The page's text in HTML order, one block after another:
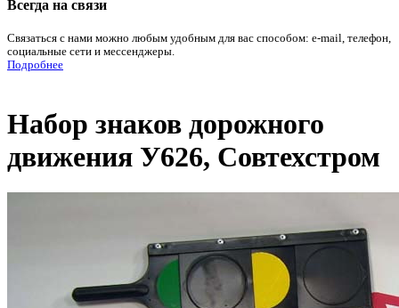
Всегда на связи
Связаться с нами можно любым удобным для вас способом: e-mail, телефон,
социальные сети и мессенджеры.
Подробнее
Набор знаков дорожного
движения У626, Совтехстром